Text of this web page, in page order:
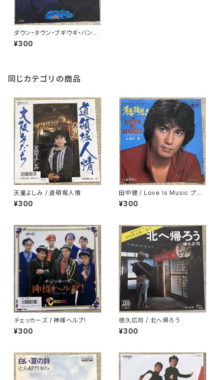
ダウン・タウン・ブギウギ・バンド
/ サクセス
¥300
同じカテゴリの商品
天童よしみ / 道頓堀人情
¥300
田中健 / Love Is Music プロ
モ
¥300
チェッカーズ / 神様ヘルプ!
¥300
徳久広司 / 北へ帰ろう
¥300